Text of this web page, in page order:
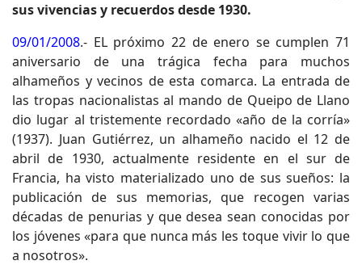
sus vivencias y recuerdos desde 1930.
09/01/2008.- EL próximo 22 de enero se cumplen 71
aniversario de una trágica fecha para muchos
alhameños y vecinos de esta comarca. La entrada de
las tropas nacionalistas al mando de Queipo de Llano
dio lugar al tristemente recordado «año de la corría»
(1937). Juan Gutiérrez, un alhameño nacido el 12 de
abril de 1930, actualmente residente en el sur de
Francia, ha visto materializado uno de sus sueños: la
publicación de sus memorias, que recogen varias
décadas de penurias y que desea sean conocidas por
los jóvenes «para que nunca más les toque vivir lo que
a nosotros».